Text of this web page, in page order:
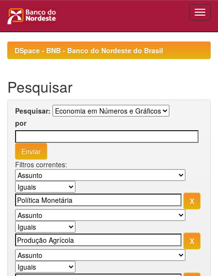
navigationDSpace - BNB - Banco do Nordeste do Brasil
Pesquisar
Pesquisar:
por
Filtros correntes: